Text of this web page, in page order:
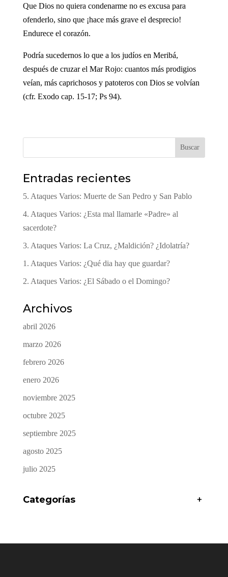
Que Dios no quiera condenarme no es excusa para
ofenderlo, sino que ¡hace más grave el desprecio!
Endurece el corazón.
Podría sucedernos lo que a los judíos en Meribá,
después de cruzar el Mar Rojo: cuantos más prodigios
veían, más caprichosos y patoteros con Dios se volvían
(cfr. Exodo cap. 15-17; Ps 94).
Buscar
Entradas recientes
5. Ataques Varios: Muerte de San Pedro y San Pablo
4. Ataques Varios: ¿Esta mal llamarle «Padre» al
sacerdote?
3. Ataques Varios: La Cruz, ¿Maldición? ¿Idolatría?
1. Ataques Varios: ¿Qué dia hay que guardar?
2. Ataques Varios: ¿El Sábado o el Domingo?
Archivos
abril 2026
marzo 2026
febrero 2026
enero 2026
noviembre 2025
octubre 2025
septiembre 2025
agosto 2025
julio 2025
Categorías +